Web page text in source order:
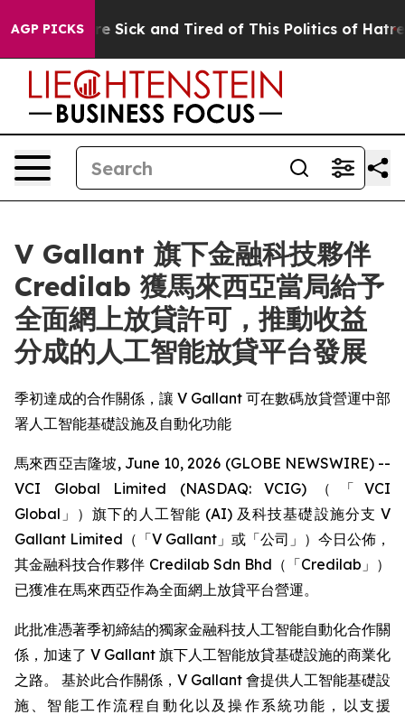
AGP PICKS
Are Sick and Tired of This Politics of Hatred”
V Gallant 旗下金融科技夥伴
Credilab 獲馬來西亞當局給予
全面網上放貸許可，推動收益
分成的人工智能放貸平台發展
季初達成的合作關係，讓 V Gallant 可在數碼放貸營運中部
署人工智能基礎設施及自動化功能
馬來西亞吉隆坡, June 10, 2026 (GLOBE NEWSWIRE) --
VCI Global Limited (NASDAQ: VCIG)（「VCI
Global」）旗下的人工智能 (AI) 及科技基礎設施分支 V
Gallant Limited（「V Gallant」或「公司」）今日公佈，
其金融科技合作夥伴 Credilab Sdn Bhd（「Credilab」）
已獲准在馬來西亞作為全面網上放貸平台營運。
此批准憑著季初締結的獨家金融科技人工智能自動化合作關
係，加速了 V Gallant 旗下人工智能放貸基礎設施的商業化
之路。 基於此合作關係，V Gallant 會提供人工智能基礎設
施、智能工作流程自動化以及操作系統功能，以支援